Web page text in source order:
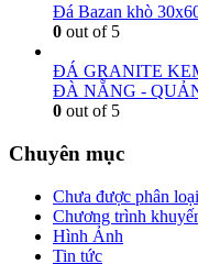
Đá Bazan khò
0 out of 5
ĐÁ GRANITE
ĐÀ NẴNG -
0 out of 5
Chuyên mục
Chưa được phân loại
Chương trình
Hình Ảnh
Tin tức